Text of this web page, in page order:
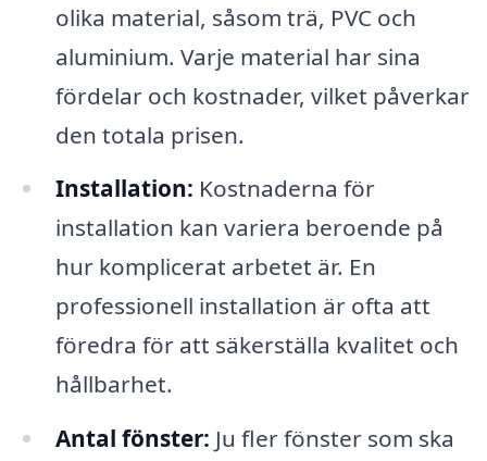
olika material, såsom trä, PVC och
aluminium. Varje material har sina
fördelar och kostnader, vilket påverkar
den totala prisen.
Installation: Kostnaderna för
installation kan variera beroende på
hur komplicerat arbetet är. En
professionell installation är ofta att
föredra för att säkerställa kvalitet och
hållbarhet.
Antal fönster: Ju fler fönster som ska